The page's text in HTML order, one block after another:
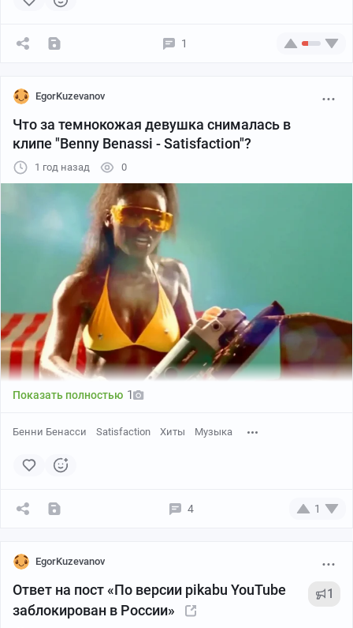
1
EgorKuzevanov
Что за темнокожая девушка снималась в
клипе "Benny Benassi - Satisfaction"?
1 год назад 0
Показать полностью 1
Бенни Бенасси Satisfaction Хиты Музыка
4 1
EgorKuzevanov
Ответ на пост «По версии pikabu YouTube
заблокирован в России»
1